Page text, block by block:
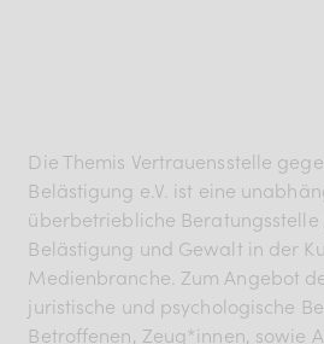
Die Themis Vertrauensstelle
Belästigung e.V. ist eine
überbetriebliche Beratungsstelle
Belästigung und Gewalt in der
Medienbranche. Zum Angebot
juristische und psychologische
Betroffenen, Zeug*innen, sowie